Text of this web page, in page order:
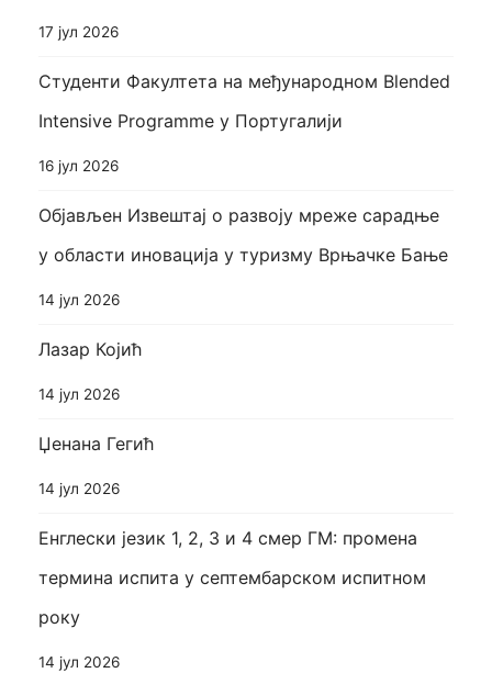
17 јул 2026
Студенти Факултета на међународном Blended
Intensive Programme у Португалији
16 јул 2026
Објављен Извештај о развоју мреже сарадње
у области иновација у туризму Врњачке Бање
14 јул 2026
Лазар Којић
14 јул 2026
Џенана Гегић
14 јул 2026
Енглески језик 1, 2, 3 и 4 смер ГМ: промена
термина испита у септембарском испитном
року
14 јул 2026